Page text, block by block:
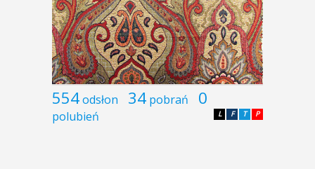
554odsłon 34 pobrań 0
polubień P
T
F
L